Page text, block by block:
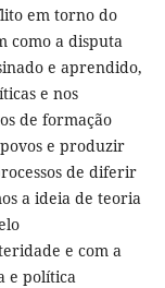
em torno do
como a disputa
e aprendido,
e nos
de formação
e produzir
de diferir
a ideia de teoria
e com a
e política